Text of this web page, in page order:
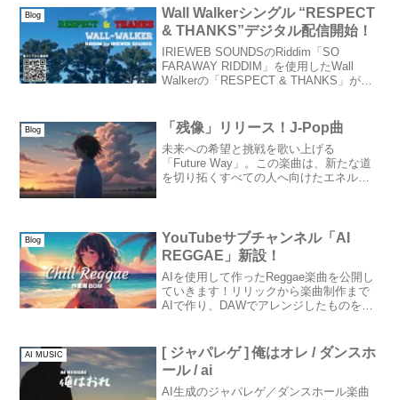
付き。
Blog
Wall Walkerシングル “RESPECT
& THANKS”デジタル配信開始！
IRIEWEB SOUNDSのRiddim「SO
FARAWAY RIDDIM」を使用したWall
Walkerの「RESPECT & THANKS」が、
YouTubeでの...
Blog 「残像」リリース！J-Pop曲
未来への希望と挑戦を歌い上げる
「Future Way」。この楽曲は、新たな道
を切り拓くすべての人へ向けたエネルギ
Blog
YouTubeサブチャンネル「AI
REGGAE」新設！
AIを使用して作ったReggae楽曲を公開し
ていきます！リリックから楽曲制作まで
AIで作り、DAWでアレンジしたものを公
いします！
AI MUSIC
[ ジャパレゲ ] 俺はオレ / ダンスホ
ール / ai
AI生成のジャパレゲ／ダンスホール楽曲